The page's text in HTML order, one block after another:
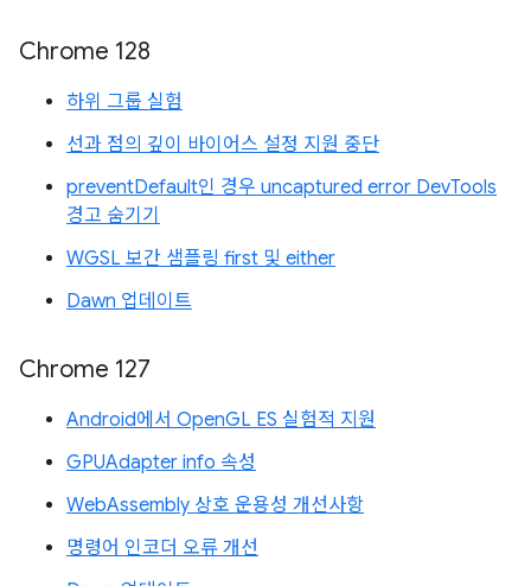
Chrome 128
하위 그룹 실험
선과 점의 깊이 바이어스 설정 지원 중단
preventDefault인 경우 uncaptured error DevTools
경고 숨기기
WGSL 보간 샘플링 first 및 either
Dawn 업데이트
Chrome 127
Android에서 OpenGL ES 실험적 지원
GPUAdapter info 속성
WebAssembly 상호 운용성 개선사항
명령어 인코더 오류 개선